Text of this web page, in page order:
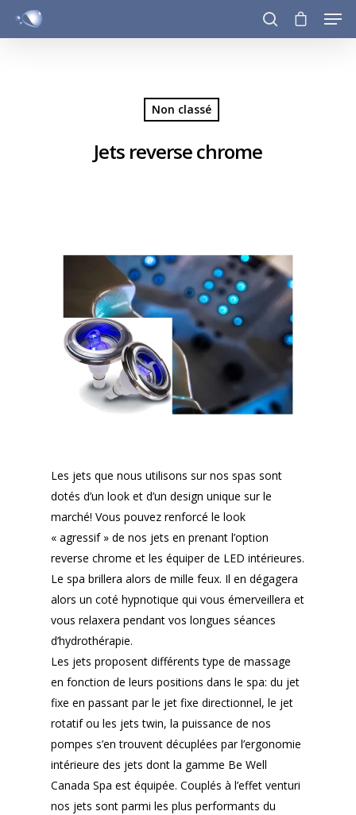
Hit enter to search or ESC to close
Non classé
Jets reverse chrome
Les jets que nous utilisons sur nos spas sont
dotés d’un look et d’un design unique sur le
marché! Vous pouvez renforcé le look
« agressif » de nos jets en prenant l’option
reverse chrome et les équiper de LED intérieures.
Le spa brillera alors de mille feux. Il en dégagera
alors un coté hypnotique qui vous émerveillera et
vous relaxera pendant vos longues séances
d’hydrothérapie.
Les jets proposent différents type de massage
en fonction de leurs positions dans le spa: du jet
fixe en passant par le jet fixe directionnel, le jet
rotatif ou les jets twin, la puissance de nos
pompes s’en trouvent décuplées par l’ergonomie
intérieure des jets dont la gamme Be Well
Canada Spa est équipée. Couplés à l’effet venturi
nos jets sont parmi les plus performants du